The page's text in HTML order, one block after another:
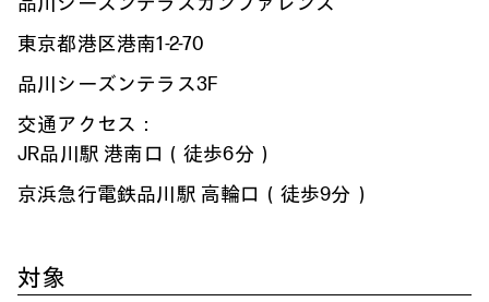
東京都港区港南1-2-70
品川シーズンテラス3F
交通アクセス：
JR品川駅 港南口（徒歩6分）
京浜急行電鉄品川駅 高輪口（徒歩9分）
対象